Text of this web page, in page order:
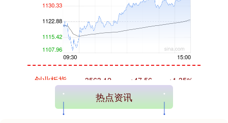
创业板指 3563.12 +47.56 +1.35%
热点资讯